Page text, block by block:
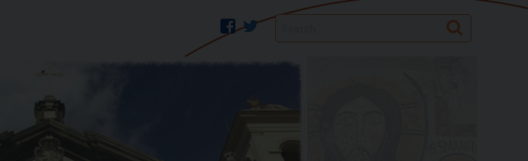
twitter
facebook Search